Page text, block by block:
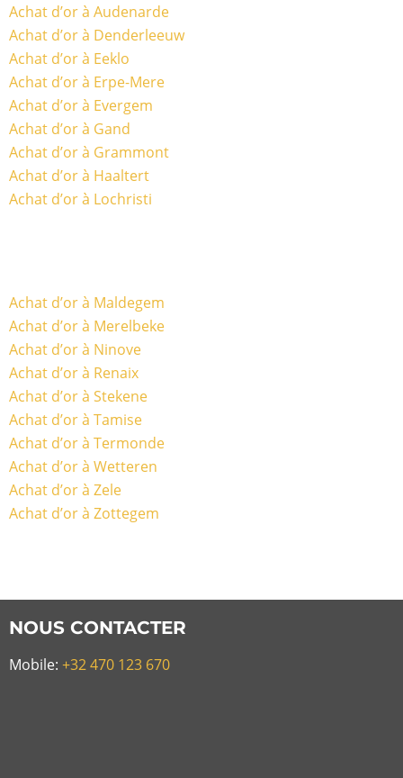
Achat d’or à Audenarde
Achat d’or à Denderleeuw
Achat d’or à Eeklo
Achat d’or à Erpe-Mere
Achat d’or à Evergem
Achat d’or à Gand
Achat d’or à Grammont
Achat d’or à Haaltert
Achat d’or à Lochristi
Achat d’or à Maldegem
Achat d’or à Merelbeke
Achat d’or à Ninove
Achat d’or à Renaix
Achat d’or à Stekene
Achat d’or à Tamise
Achat d’or à Termonde
Achat d’or à Wetteren
Achat d’or à Zele
Achat d’or à Zottegem
NOUS CONTACTER
Mobile: +32 470 123 670